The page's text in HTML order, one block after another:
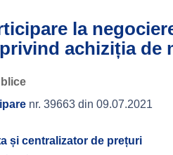
la
achiziția de
nr. 39663 din 09.07.2021
și centralizator de prețuri